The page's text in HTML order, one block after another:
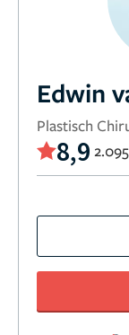
Edwin
Plastisch
8,9